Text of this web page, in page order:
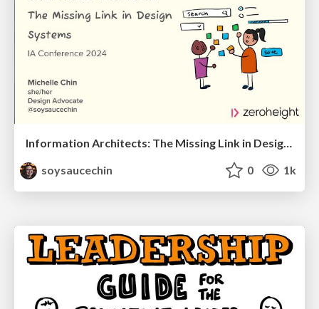
Information Architects: The Missing Link in Design Systems
soysaucechin
0 1k